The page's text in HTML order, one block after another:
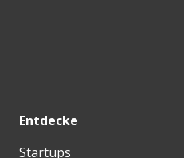
Entdecke
Startups